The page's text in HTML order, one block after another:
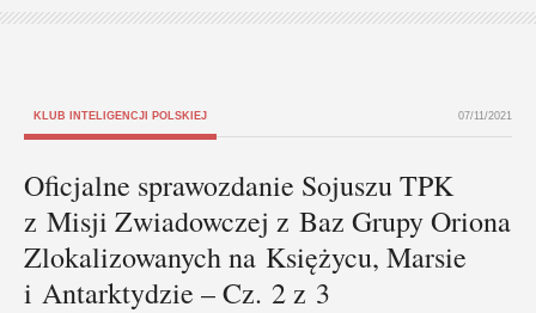
KLUB INTELIGENCJI POLSKIEJ 07/11/2021
Oficjalne sprawozdanie Sojuszu TPK
z Misji Zwiadowczej z Baz Grupy Oriona
Zlokalizowanych na Księżycu, Marsie
i Antarktydzie – Cz. 2 z 3